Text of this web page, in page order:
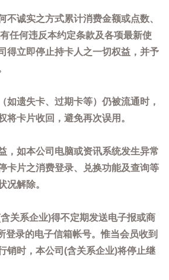
不诚实之方式累计消费金额或点数、
任何违反本约定条款及各项最新使
得立即停止持卡人之一切权益，并予
如遗失卡、过期卡等）仍被流通时，
将卡片收回，避免再次误用。
，如本公司电脑或资讯系统发生异常
卡片之消费登录、兑换功能及查询等
况解除。
关系企业)得不定期发送电子报或商
登录的电子信箱帐号。惟当会员收到
销时，本公司(含关系企业)将停止继